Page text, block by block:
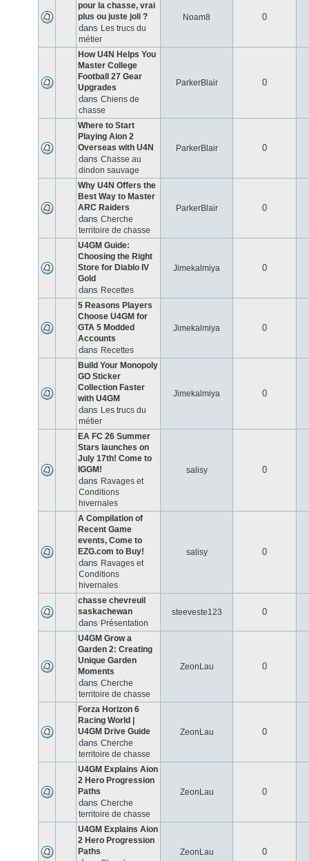
pour la chasse, vrai
plus ou juste joli ?
dans Les trucs du
métier
Noam8 0
How U4N Helps You
Master College
Football 27 Gear
Upgrades
dans Chiens de
chasse
ParkerBlair 0
Where to Start
Playing Aion 2
Overseas with U4N
dans Chasse au
dindon sauvage
ParkerBlair 0
Why U4N Offers the
Best Way to Master
ARC Raiders
dans Cherche
territoire de chasse
ParkerBlair 0
U4GM Guide:
Choosing the Right
Store for Diablo IV
Gold
dans Recettes
Jimekalmiya 0
5 Reasons Players
Choose U4GM for
GTA 5 Modded
Accounts
dans Recettes
Jimekalmiya 0
Build Your Monopoly
GO Sticker
Collection Faster
with U4GM
dans Les trucs du
métier
Jimekalmiya 0
EA FC 26 Summer
Stars launches on
July 17th! Come to
IGGM!
dans Ravages et
Conditions
hivernales
salisy 0
A Compilation of
Recent Game
events, Come to
EZG.com to Buy!
dans Ravages et
Conditions
hivernales
salisy 0
chasse chevreuil
saskachewan
dans Présentation
steeveste123 0
U4GM Grow a
Garden 2: Creating
Unique Garden
Moments
dans Cherche
territoire de chasse
ZeonLau 0
Forza Horizon 6
Racing World |
U4GM Drive Guide
dans Cherche
territoire de chasse
ZeonLau 0
U4GM Explains Aion
2 Hero Progression
Paths
dans Cherche
territoire de chasse
ZeonLau 0
U4GM Explains Aion
2 Hero Progression
Paths
ZeonLau 0